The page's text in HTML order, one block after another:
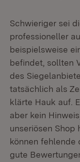
Schwieriger sei
professioneller
beispielsweise
befindet, sollten
des
tatsächlich als
klärte Hauk auf.
aber kein
unseriösen Shop
können fehlende
gute